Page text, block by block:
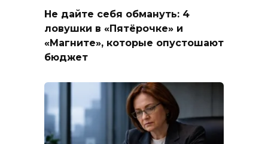
Не дайте себя обмануть: 4
ловушки в «Пятёрочке» и
«Магните», которые опустошают
бюджет